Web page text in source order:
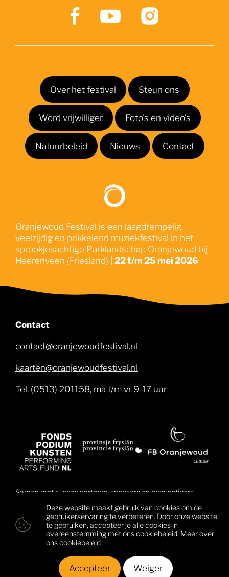
Over het festival Steun ons
Word vrijwilliger Foto's en video's
Natuurbeleid Nieuws Contact
Oranjewoud Festival is een laagdrempelig,
veelzijdig en prikkelend muziekfestival in het
sprookjesachtige Parklandschap Oranjewoud bij
Heerenveen (Friesland) | 22 t/m 25 mei 2026
Contact
contact@oranjewoudfestival.nl
kaarten@oranjewoudfestival.nl
Tel. (0513) 201158, ma t/m vr 9-17 uur
Samen met al onze partners, sponsors en begunstigers
mensen dichter bij elkaar. Klik hier voor een overzicht van
alle begunstigers.
© 2026 Oranjewoud Festival Colofon Privacy & cookies
Algemene voorwaarden
Deze website maakt gebruik van cookies om de
gebruikerservaring te verbeteren. Door onze website
te gebruiken, accepteer je alle cookies in
overeenstemming met ons cookiebeleid. Meer over
ons cookiebeleid
Accepteer Weiger